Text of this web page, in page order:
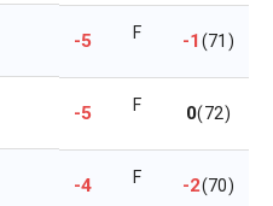
-5 F -1(71)
-5 F 0(72)
-4 F -2(70)